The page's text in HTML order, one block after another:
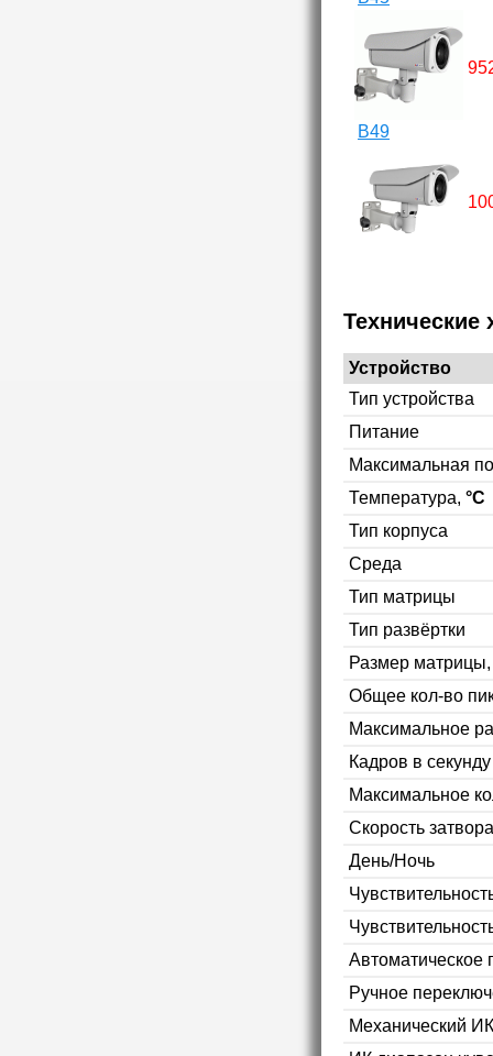
B49
Технические
Устройство
Тип устройства
Питание
Максимальная
Температура, °C
Тип корпуса
Среда
Тип матрицы
Тип развёртки
Размер
Общее кол-во
Максимальное
Кадров в
Максимальное
Скорость
День/Ночь
Автоматическое
Ручное
Механический